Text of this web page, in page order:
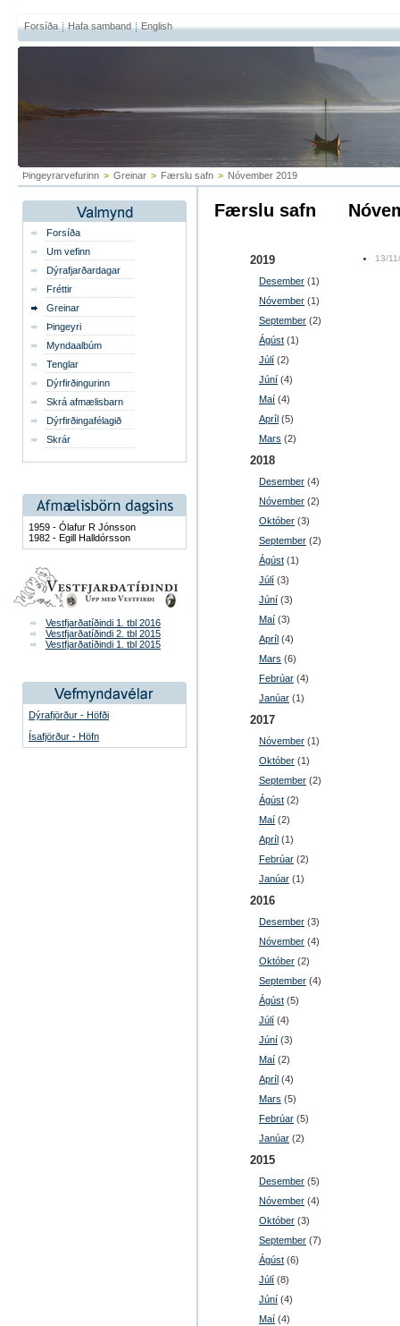
Forsíða Hafa samband English
Þingeyrarvefurinn > Greinar > Færslu safn > Nóvember 2019
Forsíða
Um vefinn
Dýrafjarðardagar
Fréttir
Greinar
Þingeyri
Myndaalbúm
Tenglar
Dýrfirðingurinn
Skrá afmælisbarn
Dýrfirðingafélagið
Skrár
1959 - Ólafur R Jónsson
1982 - Egill Halldórsson
Vestfjarðatíðindi 1. tbl 2016
Vestfjarðatíðindi 2. tbl 2015
Vestfjarðatíðindi 1. tbl 2015
Dýrafjörður - Höfði
Ísafjörður - Höfn
Færslu safn
2019
Desember (1)
Nóvember (1)
September (2)
Ágúst (1)
Júlí (2)
Júní (4)
Maí (4)
Apríl (5)
Mars (2)
2018
Desember (4)
Nóvember (2)
Október (3)
September (2)
Ágúst (1)
Júlí (3)
Júní (3)
Maí (3)
Apríl (4)
Mars (6)
Febrúar (4)
Janúar (1)
2017
Nóvember (1)
Október (1)
September (2)
Ágúst (2)
Maí (2)
Apríl (1)
Febrúar (2)
Janúar (1)
2016
Desember (3)
Nóvember (4)
Október (2)
September (4)
Ágúst (5)
Júlí (4)
Júní (3)
Maí (2)
Apríl (4)
Mars (5)
Febrúar (5)
Janúar (2)
2015
Desember (5)
Nóvember (4)
Október (3)
September (7)
Ágúst (6)
Júlí (8)
Júní (4)
Maí (4)
13/